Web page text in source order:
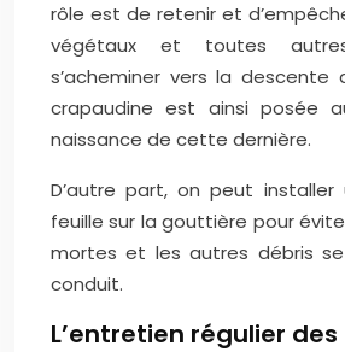
rôle est de retenir et
végétaux et toutes
s’acheminer vers la descente
crapaudine est ainsi posée
naissance de cette dernière.
D’autre part, on peut installer
feuille sur la gouttière pour
mortes et les autres débris
conduit.
L’entretien régulier